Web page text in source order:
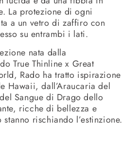
La protezione di ogni
a un vetro di zaffiro con
su entrambi i lati.
nata dalla
True Thinline x Great
Rado ha tratto ispirazione
Hawaii, dall’Araucaria del
Sangue di Drago dello
ricche di bellezza e
rischiando l’estinzione.